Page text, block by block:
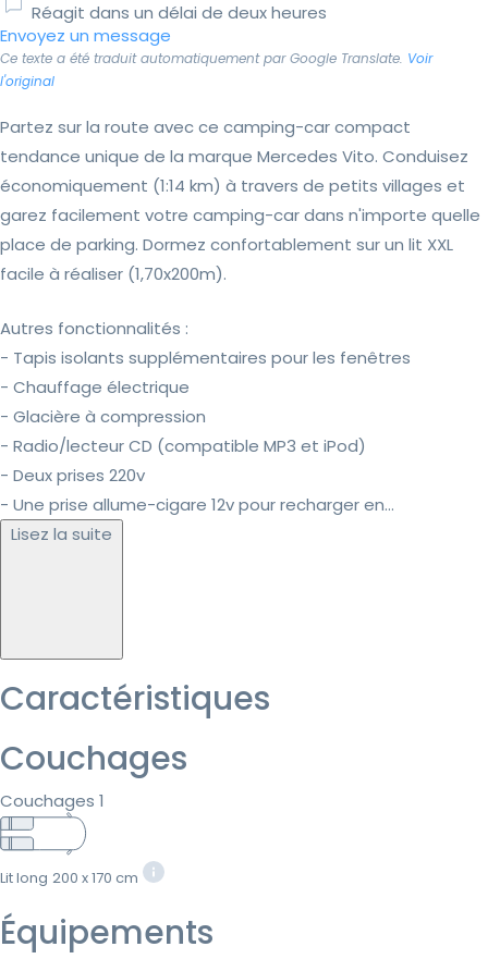
Réagit dans un délai de deux heures
Envoyez un message
Ce texte a été traduit automatiquement par Google Translate. Voir
l'original
Partez sur la route avec ce camping-car compact
tendance unique de la marque Mercedes Vito. Conduisez
économiquement (1:14 km) à travers de petits villages et
garez facilement votre camping-car dans n'importe quelle
place de parking. Dormez confortablement sur un lit XXL
facile à réaliser (1,70x200m).
Autres fonctionnalités :
- Tapis isolants supplémentaires pour les fenêtres
- Chauffage électrique
- Glacière à compression
- Radio/lecteur CD (compatible MP3 et iPod)
- Deux prises 220v
- Une prise allume-cigare 12v pour recharger en...
Lisez la suite
Caractéristiques
Couchages
Couchages 1
Lit long 200 x 170 cm
Équipements